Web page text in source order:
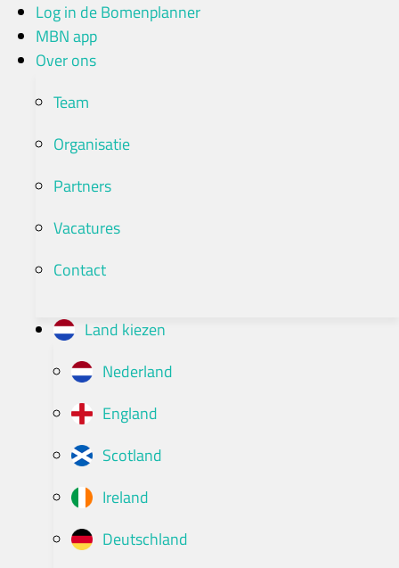
naar
Log in de Bomenplanner
MBN app
Over ons
Team
Organisatie
Partners
Vacatures
Contact
Land kiezen
Nederland
England
Scotland
Ireland
Deutschland